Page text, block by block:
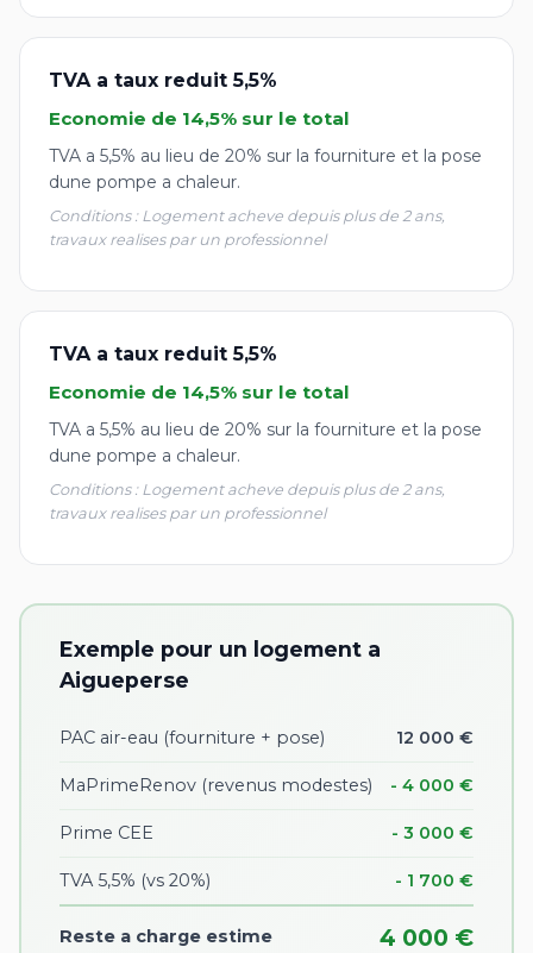
TVA a taux reduit 5,5%
Economie de 14,5% sur le total
TVA a 5,5% au lieu de 20% sur la fourniture et la pose
dune pompe a chaleur.
Conditions : Logement acheve depuis plus de 2 ans,
travaux realises par un professionnel
TVA a taux reduit 5,5%
Economie de 14,5% sur le total
TVA a 5,5% au lieu de 20% sur la fourniture et la pose
dune pompe a chaleur.
Conditions : Logement acheve depuis plus de 2 ans,
travaux realises par un professionnel
Exemple pour un logement a
Aigueperse
PAC air-eau (fourniture + pose) 12 000 €
MaPrimeRenov (revenus modestes) - 4 000 €
Prime CEE - 3 000 €
TVA 5,5% (vs 20%) - 1 700 €
Reste a charge estime 4 000 €